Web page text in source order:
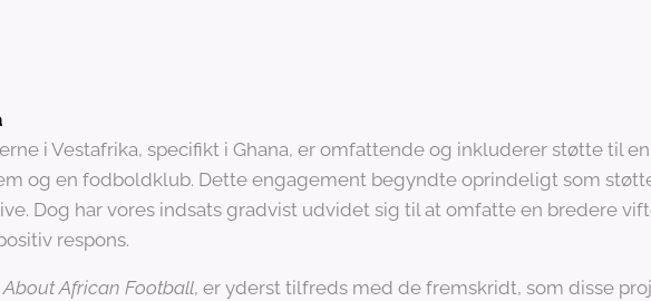
i Vestafrika, specifikt i Ghana, er omfattende og inkluderer støtte til
og en fodboldklub. Dette engagement begyndte oprindeligt som
Dog har vores indsats gradvist udvidet sig til at omfatte en bredere
respons.
About African Football, er yderst tilfreds med de fremskridt, som disse